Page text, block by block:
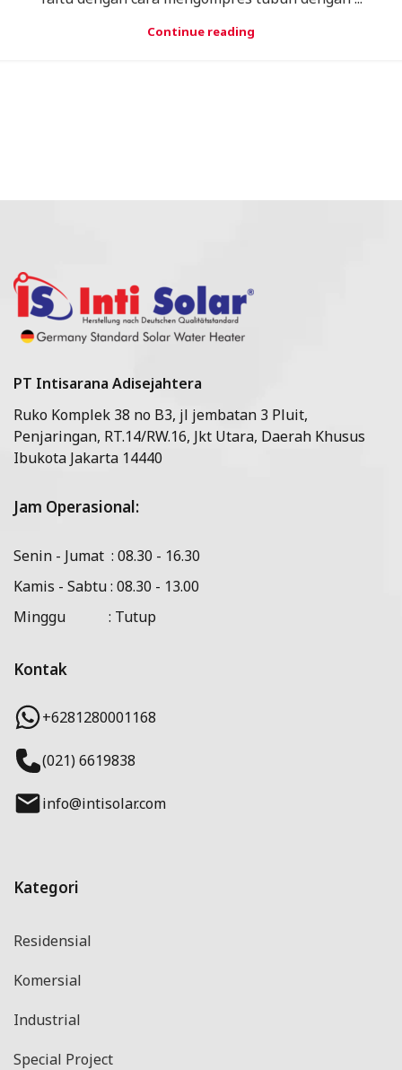
Continue reading
PT Intisarana Adisejahtera
Ruko Komplek 38 no B3, jl jembatan 3 Pluit,
Penjaringan, RT.14/RW.16, Jkt Utara, Daerah Khusus
Ibukota Jakarta 14440
Jam Operasional:
Senin - Jumat : 08.30 - 16.30
Kamis - Sabtu : 08.30 - 13.00
Minggu : Tutup
Kontak
+6281280001168
(021) 6619838
info@intisolar.com
Kategori
Residensial
Komersial
Industrial
Special Project